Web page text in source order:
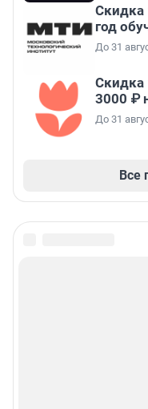
Скидка
год
До 31
Скидка
3000 ₽
До 31
Все